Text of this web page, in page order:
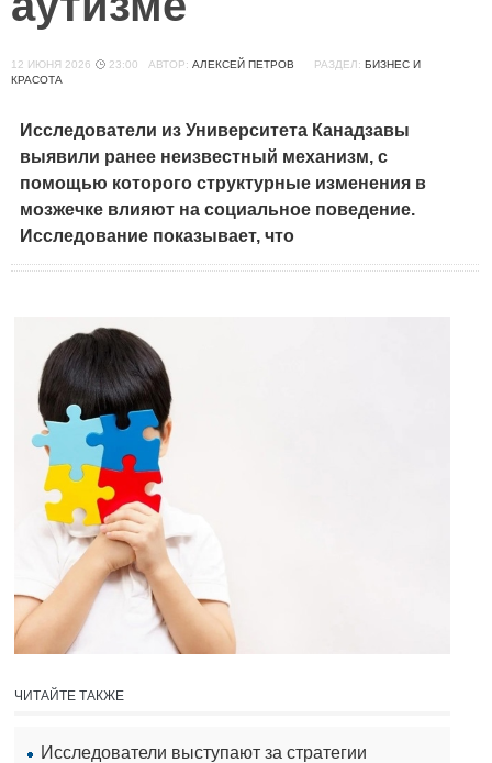
12 ИЮНЯ 2026 23:00 АВТОР: АЛЕКСЕЙ ПЕТРОВ РАЗДЕЛ: БИЗНЕС И
КРАСОТА
Исследователи из Университета Канадзавы
выявили ранее неизвестный механизм, с
помощью которого структурные изменения в
мозжечке влияют на социальное поведение.
Исследование показывает, что
ЧИТАЙТЕ ТАКЖЕ
Исследователи выступают за стратегии